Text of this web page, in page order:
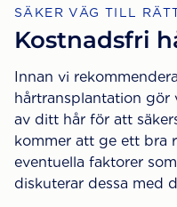
SÄKER VÄG TILL
Kostnadsfri
Innan vi
hårtransplantation gör
av ditt hår för att
kommer att ge ett bra
eventuella faktorer
diskuterar dessa med